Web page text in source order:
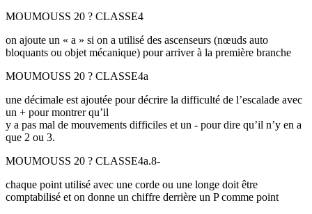
MOUMOUSS 20 ? CLASSE4
on ajoute un « a » si on a utilisé des ascenseurs (nœuds auto
bloquants ou objet mécanique) pour arriver à la première branche
MOUMOUSS 20 ? CLASSE4a
une décimale est ajoutée pour décrire la difficulté de l’escalade avec
un + pour montrer qu’il
y a pas mal de mouvements difficiles et un - pour dire qu’il n’y en a
que 2 ou 3.
MOUMOUSS 20 ? CLASSE4a.8-
chaque point utilisé avec une corde ou une longe doit être
comptabilisé et on donne un chiffre derrière un P comme point